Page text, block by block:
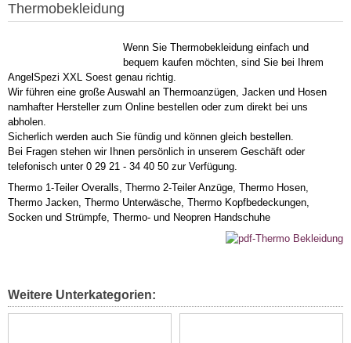
Thermobekleidung
Wenn Sie Thermobekleidung einfach und
bequem kaufen möchten, sind Sie bei Ihrem
AngelSpezi XXL Soest genau richtig.
Wir führen eine große Auswahl an Thermoanzügen, Jacken und Hosen
namhafter Hersteller zum Online bestellen oder zum direkt bei uns
abholen.
Sicherlich werden auch Sie fündig und können gleich bestellen.
Bei Fragen stehen wir Ihnen persönlich in unserem Geschäft oder
telefonisch unter 0 29 21 - 34 40 50 zur Verfügung.
Thermo 1-Teiler Overalls, Thermo 2-Teiler Anzüge, Thermo Hosen,
Thermo Jacken, Thermo Unterwäsche, Thermo Kopfbedeckungen,
Socken und Strümpfe, Thermo- und Neopren Handschuhe
Weitere Unterkategorien: